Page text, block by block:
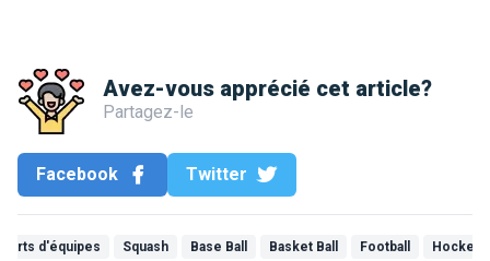
Avez-vous apprécié cet article?
Partagez-le
Facebook Twitter
d'équipes Squash Base Ball Basket Ball Football Hockey